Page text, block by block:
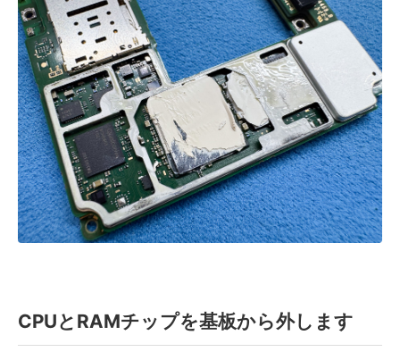
CPUとRAMチップを基板から外します